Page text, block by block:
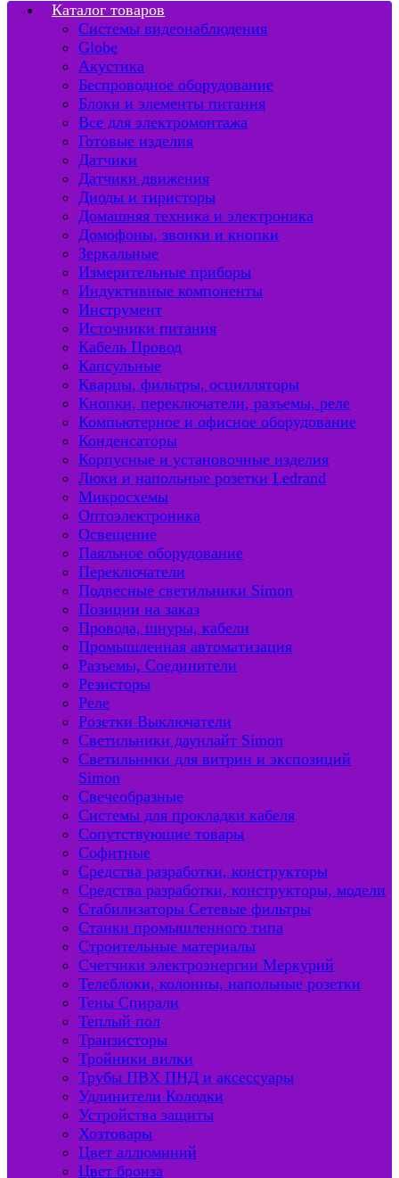
Каталог товаров
Системы видеонаблюдения
Globe
Акустика
Беспроводное оборудование
Блоки и элементы питания
Все для электромонтажа
Готовые изделия
Датчики
Датчики движения
Диоды и тиристоры
Домашняя техника и электроника
Домофоны, звонки и кнопки
Зеркальные
Измерительные приборы
Индуктивные компоненты
Инструмент
Источники питания
Кабель Провод
Капсульные
Кварцы, фильтры, осцилляторы
Кнопки, переключатели, разъемы, реле
Компьютерное и офисное оборудование
Конденсаторы
Корпусные и установочные изделия
Люки и напольные розетки Ledrand
Микросхемы
Оптоэлектроника
Освещение
Паяльное оборудование
Переключатели
Подвесные светильники Simon
Позиции на заказ
Провода, шнуры, кабели
Промышленная автоматизация
Разъемы, Соединители
Резисторы
Реле
Розетки Выключатели
Светильники даунлайт Simon
Светильники для витрин и экспозиций
Simon
Свечеобразные
Системы для прокладки кабеля
Сопутствующие товары
Софитные
Средства разработки, конструкторы
Средства разработки, конструкторы, модели
Стабилизаторы Сетевые фильтры
Станки промышленного типа
Строительные материалы
Счетчики электроэнергии Меркурий
Телеблоки, колонны, напольные розетки
Тены Спирали
Теплый пол
Транзисторы
Тройники вилки
Трубы ПВХ ПНД и аксессуары
Удлинители Колодки
Устройства защиты
Хозтовары
Цвет аллюминий
Цвет бронза